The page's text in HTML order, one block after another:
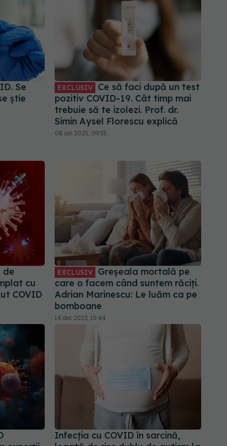
Se
știe
EXCLUSIV
Ce să faci după un test
pozitiv COVID-19. Cât timp mai
trebuie să te izolezi. Prof. dr.
Simin Aysel Florescu explică
08 ian 2025, 09:55
de
cu
COVID
EXCLUSIV
Greșeala mortală pe
care o facem când suntem răciți.
Adrian Marinescu: Le luăm ca pe
bomboane
14 dec 2023, 15:44
Infecția cu COVID în sarcină,